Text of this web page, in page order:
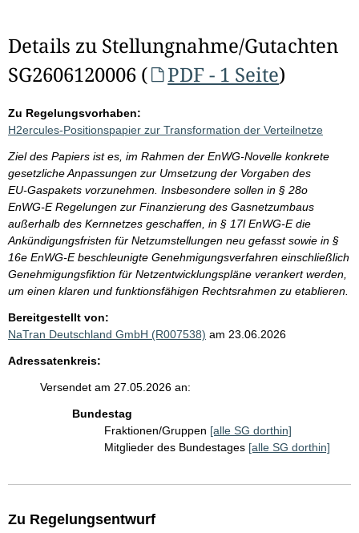
Details zu Stellungnahme/Gutachten
SG2606120006 (
PDF - 1 Seite)
Zu Regelungsvorhaben:
H2ercules-Positionspapier zur Transformation der Verteilnetze
Ziel des Papiers ist es, im Rahmen der EnWG‑Novelle konkrete
gesetzliche Anpassungen zur Umsetzung der Vorgaben des
EU‑Gaspakets vorzunehmen. Insbesondere sollen in § 28o
EnWG‑E Regelungen zur Finanzierung des Gasnetzumbaus
außerhalb des Kernnetzes geschaffen, in § 17l EnWG‑E die
Ankündigungsfristen für Netzumstellungen neu gefasst sowie in §
16e EnWG‑E beschleunigte Genehmigungsverfahren einschließlich
Genehmigungsfiktion für Netzentwicklungspläne verankert werden,
um einen klaren und funktionsfähigen Rechtsrahmen zu etablieren.
Bereitgestellt von:
NaTran Deutschland GmbH (R007538) am 23.06.2026
Adressatenkreis:
Versendet am 27.05.2026 an:
Bundestag
Fraktionen/Gruppen [alle SG dorthin]
Mitglieder des Bundestages [alle SG dorthin]
Zu Regelungsentwurf